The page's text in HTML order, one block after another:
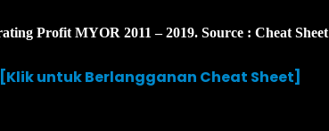
Profit MYOR 2011 – 2019. Source : Cheat Sheet
[Klik untuk Berlangganan Cheat Sheet]